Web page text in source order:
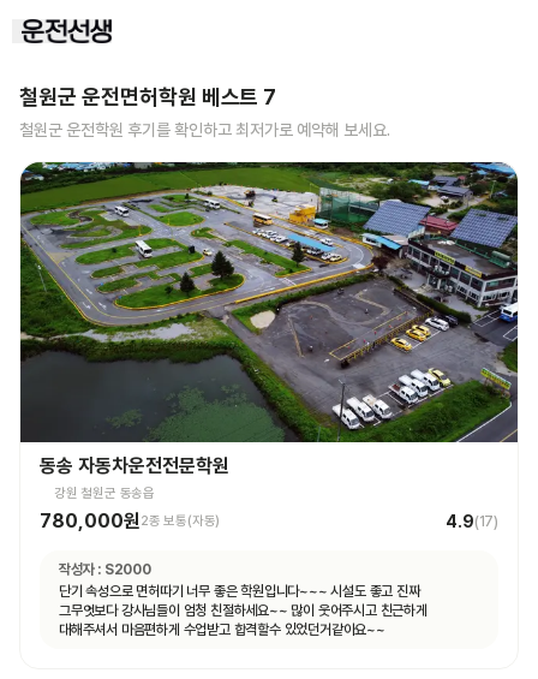
철원군 운전면허학원 베스트 7
철원군 운전학원 후기를 확인하고 최저가로 예약해 보세요.
동송 자동차운전전문학원
강원 철원군 동송읍
780,000원2종 보통(자동) 4.9(17)
작성자 : S2000
단기 속성으로 면허따기 너무 좋은 학원입니다~~~ 시설도 좋고 진짜
그무엇보다 강사님들이 엄청 친절하세요~~ 많이 웃어주시고 친근하게
대해주셔서 마음편하게 수업받고 합격할수 있었던거같아요~~